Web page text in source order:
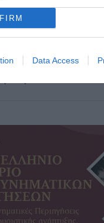
Data Access
τουρισμού
Α’ και Β’
και ξενοδοχειακοί